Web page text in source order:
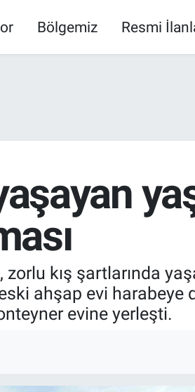
Bölgemiz Resmi
kış şartlarında
ahşap evi
evine yerleşti.